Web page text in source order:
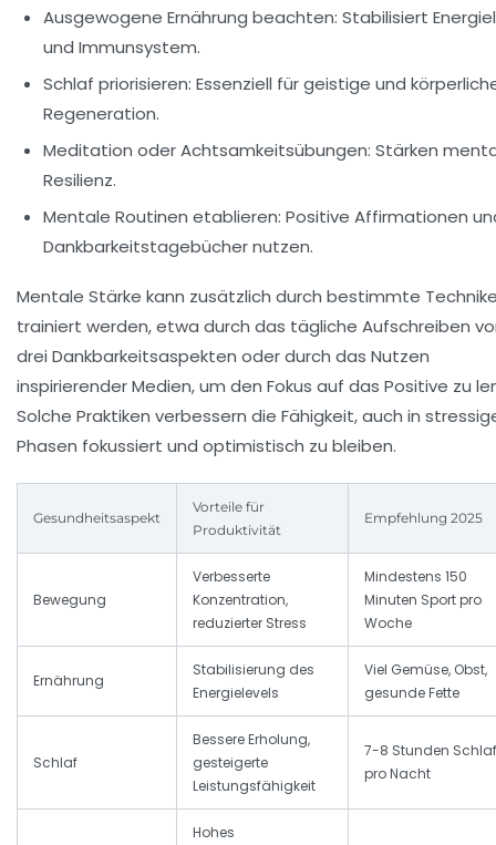
Ausgewogene Ernährung beachten: Stabilisiert
und Immunsystem.
Schlaf priorisieren: Essenziell für geistige und
Regeneration.
Meditation oder Achtsamkeitsübungen: Stärken
Resilienz.
Mentale Routinen etablieren: Positive Affirmationen
Dankbarkeitstagebücher nutzen.
Mentale Stärke kann zusätzlich durch bestimmte
trainiert werden, etwa durch das tägliche Aufschreiben
drei Dankbarkeitsaspekten oder durch das Nutzen
inspirierender Medien, um den Fokus auf das Positive zu
Solche Praktiken verbessern die Fähigkeit, auch in
Phasen fokussiert und optimistisch zu bleiben.
Gesundheitsaspekt
Vorteile für
Produktivität
Empfehlung 2025
Bewegung
Verbesserte
Konzentration,
reduzierter Stress
Mindestens 150
Minuten Sport pro
Woche
Ernährung
Stabilisierung des
Energielevels
Viel Gemüse, Obst,
gesunde Fette
Schlaf
Bessere Erholung,
gesteigerte
Leistungsfähigkeit
7-8 Stunden Schlaf
pro Nacht
Hohes